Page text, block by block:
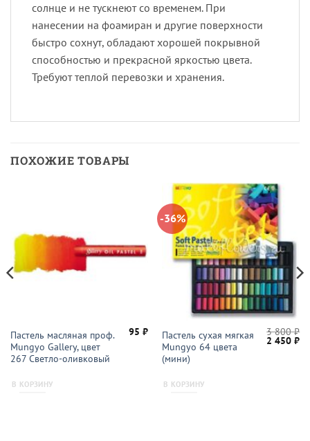
солнце и не тускнеют со временем. При
нанесении на фоамиран и другие поверхности
быстро сохнут, обладают хорошей покрывной
способностью и прекрасной яркостью цвета.
Требуют теплой перевозки и хранения.
ПОХОЖИЕ ТОВАРЫ
Пастель масляная проф.
Mungyo Gallery, цвет
267 Светло-оливковый
95₽
В КОРЗИНУ
-36%
Пастель сухая мягкая
Mungyo 64 цвета
(мини)
3 800₽
2 450₽
В КОРЗИНУ